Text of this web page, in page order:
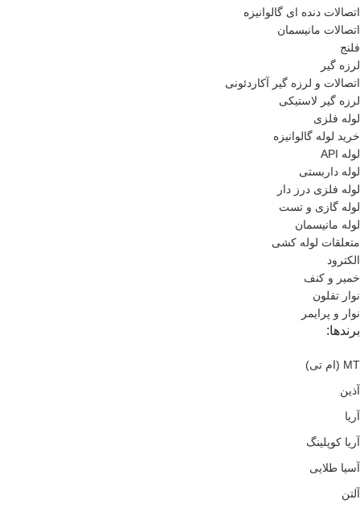
اتصالات دنده ای گالوانیزه
اتصالات مانیسمان
فلنج
لرزه گیر
اتصالات و لرزه گیر آکاردئونی
لرزه گیر لاستیکی
لوله فلزی
خرید لوله گالوانیزه
لوله API
لوله داربستی
لوله فلزی درز دار
لوله گازی و تست
لوله مانیسمان
متعلقات لوله کشی
الکترود
خمیر و کنف
نوار تفلون
نوار و پرایمر
برندها:
MT (ام تی)
آذین
آریا
آریا کوپلینگ
آسیا طلایی
آلتن